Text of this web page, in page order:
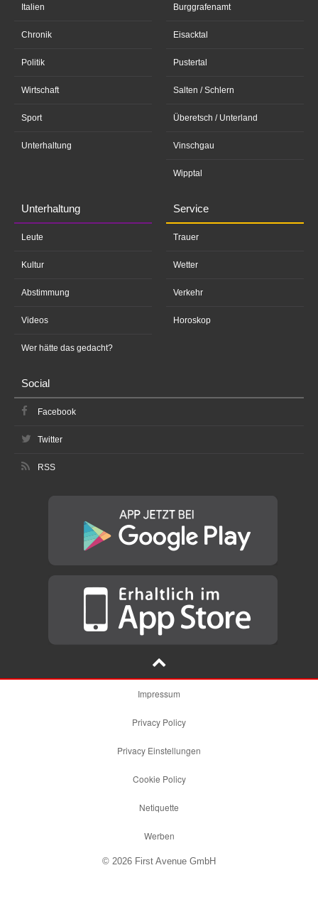
Italien
Chronik
Politik
Wirtschaft
Sport
Unterhaltung
Burggrafenamt
Eisacktal
Pustertal
Salten / Schlern
Überetsch / Unterland
Vinschgau
Wipptal
Unterhaltung
Leute
Kultur
Abstimmung
Videos
Wer hätte das gedacht?
Service
Trauer
Wetter
Verkehr
Horoskop
Social
Facebook
Twitter
RSS
Impressum
Privacy Policy
Privacy Einstellungen
Cookie Policy
Netiquette
Werben
© 2026 First Avenue GmbH